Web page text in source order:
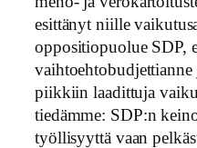
esittänyt niille
oppositiopuolue SDP,
vaihtoehtobudjettianne
piikkiin laadittuja
tiedämme: SDP:n
työllisyyttä vaan